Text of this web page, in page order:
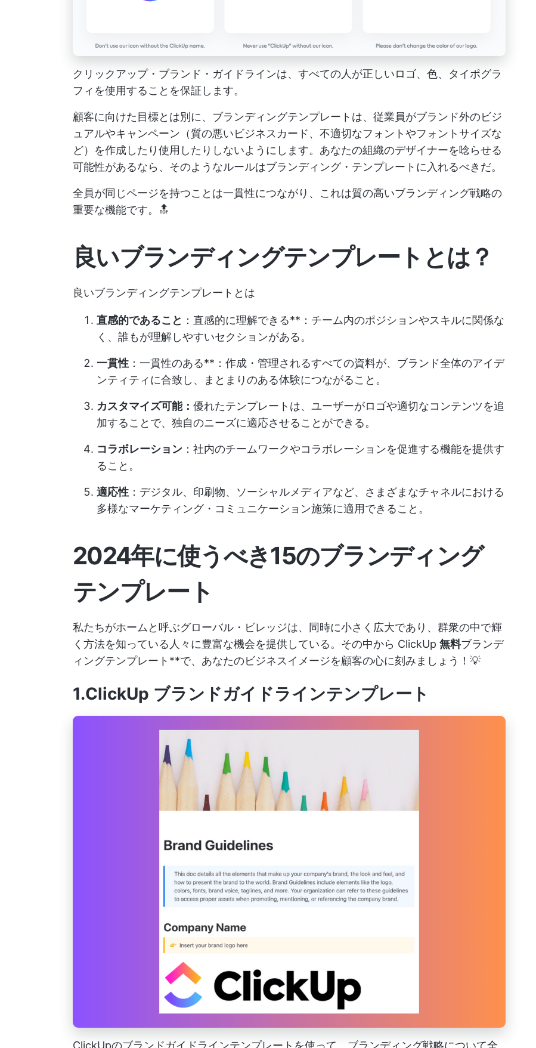
クリックアップ・ブランド・ガイドラインは、すべての人が正しいロゴ、色、タイポグラ
フィを使用することを保証します。
顧客に向けた目標とは別に、ブランディングテンプレートは、従業員がブランド外のビジ
ュアルやキャンペーン（質の悪いビジネスカード、不適切なフォントやフォントサイズな
ど）を作成したり使用したりしないようにします。あなたの組織のデザイナーを唸らせる
可能性があるなら、そのようなルールはブランディング・テンプレートに入れるべきだ。
全員が同じページを持つことは一貫性につながり、これは質の高いブランディング戦略の
重要な機能です。🔝
良いブランディングテンプレートとは？
良いブランディングテンプレートとは
直感的であること ：直感的に理解できる**：チーム内のポジションやスキルに関係な
く、誰もが理解しやすいセクションがある。
一貫性 ：一貫性のある**：作成・管理されるすべての資料が、ブランド全体のアイデ
ンティティに合致し、まとまりのある体験につながること。
カスタマイズ可能： 優れたテンプレートは、ユーザーがロゴや適切なコンテンツを追
加することで、独自のニーズに適応させることができる。
コラボレーション ：社内のチームワークやコラボレーションを促進する機能を提供す
ること。
適応性 ：デジタル、印刷物、ソーシャルメディアなど、さまざまなチャネルにおける
多様なマーケティング・コミュニケーション施策に適用できること。
2024年に使うべき15のブランディング
テンプレート
私たちがホームと呼ぶグローバル・ビレッジは、同時に小さく広大であり、群衆の中で輝
く方法を知っている人々に豊富な機会を提供している。その中から ClickUp 無料ブランデ
ィングテンプレート**で、あなたのビジネスイメージを顧客の心に刻みましょう！💡
1.ClickUp ブランドガイドラインテンプレート
ClickUpのブランドガイドラインテンプレートを使って、ブランディング戦略について全